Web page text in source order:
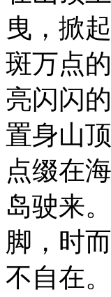
曳，掀
斑万点
亮闪闪
置身山
点缀在
岛驶来
脚，时
不自在。